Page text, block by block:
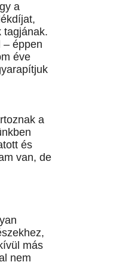
a
tagjának.
– éppen
éve
a
és
van, de
más
nem